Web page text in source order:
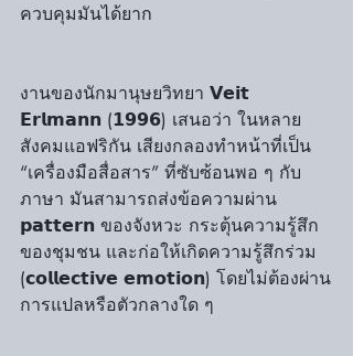
ควบคุมมันได้ยาก
งานของนักมานุษยวิทยา 𝗩𝗲𝗶𝘁
𝗘𝗿𝗹𝗺𝗮𝗻𝗻 (𝟭𝟵𝟵𝟲) เสนอว่า ในหลาย
สังคมแอฟริกัน เสียงกลองทำหน้าที่เป็น
“เครื่องมือสื่อสาร” ที่ซับซ้อนพอ ๆ กับ
ภาษา มันสามารถส่งข้อความผ่าน
𝗽𝗮𝘁𝘁𝗲𝗿𝗻 ของจังหวะ กระตุ้นความรู้สึก
ของชุมชน และก่อให้เกิดความรู้สึกร่วม
(𝗰𝗼𝗹𝗹𝗲𝗰𝘁𝗶𝘃𝗲 𝗲𝗺𝗼𝘁𝗶𝗼𝗻) โดยไม่ต้องผ่าน
การแปลหรือตัวกลางใด ๆ